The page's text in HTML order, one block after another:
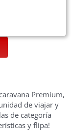
Premium,
de viajar y
de categoría
y flipa!